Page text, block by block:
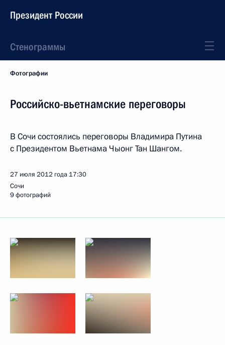
Президент России
Стенограммы
Фотографии
Российско-вьетнамские переговоры
В Сочи состоялись переговоры Владимира Путина
с Президентом Вьетнама Чыонг Тан Шангом.
27 июля 2012 года 17:30
Сочи
9 фотографий